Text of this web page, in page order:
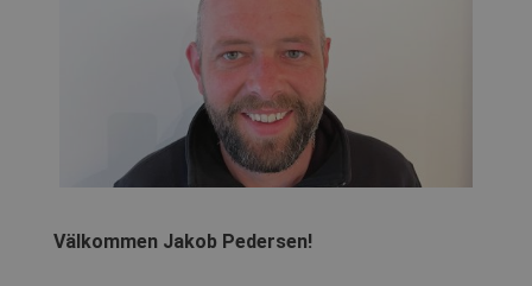
Välkommen Jakob Pedersen!